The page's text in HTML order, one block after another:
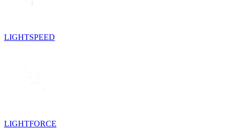
LIGHTSPEED
LIGHTFORCE